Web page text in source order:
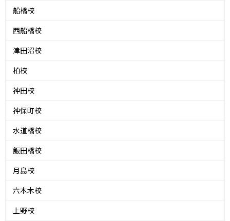
船橋校
西船橋校
津田沼校
柏校
神田校
神保町校
水道橋校
飯田橋校
月島校
六本木校
上野校